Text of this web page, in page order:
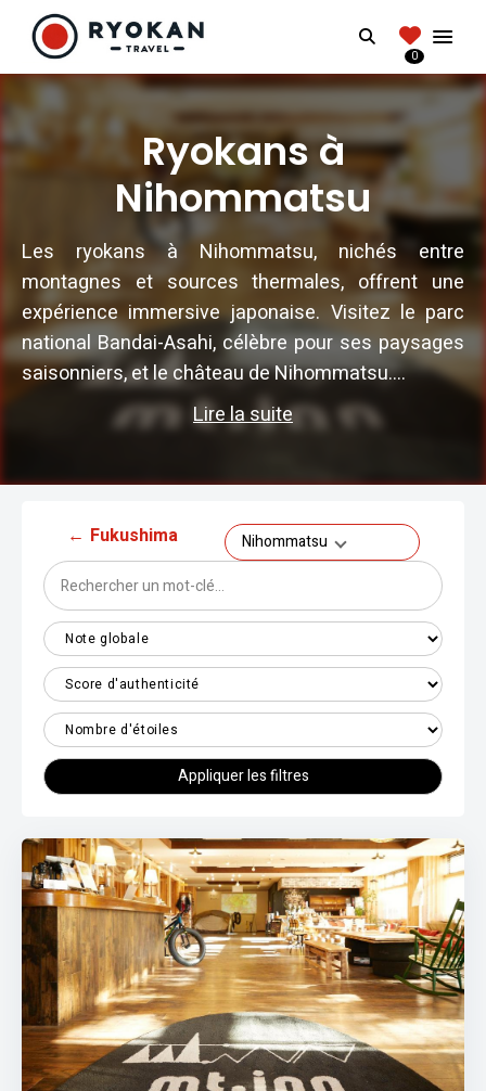
RYOKANTRAVEL
Vivez l'expérience authentique d'un Ryokan
Search
0
Ryokans à
Nihommatsu
Les ryokans à Nihommatsu, nichés entre
montagnes et sources thermales, offrent une
expérience immersive japonaise. Visitez le parc
national Bandai-Asahi, célèbre pour ses paysages
saisonniers, et le château de Nihommatsu....
Lire la suite
← Fukushima Nihommatsu
Appliquer les filtres